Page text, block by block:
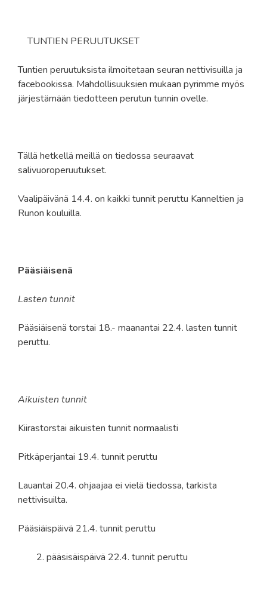
TUNTIEN PERUUTUKSET
Tuntien peruutuksista ilmoitetaan seuran nettivisuilla ja
facebookissa. Mahdollisuuksien mukaan pyrimme myös
järjestämään tiedotteen perutun tunnin ovelle.
Tällä hetkellä meillä on tiedossa seuraavat
salivuoroperuutukset.
Vaalipäivänä 14.4. on kaikki tunnit peruttu Kanneltien ja
Runon kouluilla.
Pääsiäisenä
Lasten tunnit
Pääsiäisenä torstai 18.- maanantai 22.4. lasten tunnit
peruttu.
Aikuisten tunnit
Kiirastorstai aikuisten tunnit normaalisti
Pitkäperjantai 19.4. tunnit peruttu
Lauantai 20.4. ohjaajaa ei vielä tiedossa, tarkista
nettivisuilta.
Pääsiäispäivä 21.4. tunnit peruttu
pääsisäispäivä 22.4. tunnit peruttu